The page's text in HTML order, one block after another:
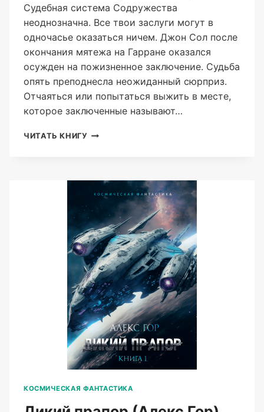
Судебная система Содружества
неоднозначна. Все твои заслуги могут в
одночасье оказаться ничем. Джон Сол после
окончания мятежа на Гарране оказался
осужден на пожизненное заключение. Судьба
опять преподнесла неожиданный сюрприз.
Отчаяться или попытаться выжить в месте,
которое заключенные называют…
ЧИТАТЬ КНИГУ КОНТУЖЕННЫЙ:
КОСМИЧЕСКАЯ ФАНТАСТИКА